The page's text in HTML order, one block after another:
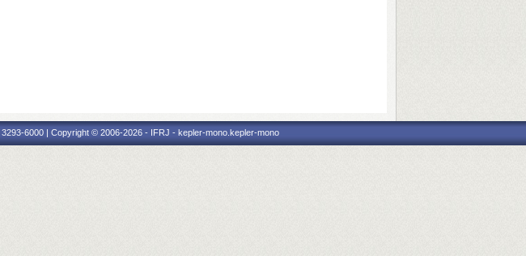
6000 | Copyright © 2006-2026 - IFRJ - kepler-mono.kepler-mono